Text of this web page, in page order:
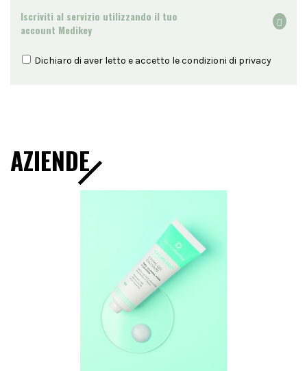
Iscriviti al servizio utilizzando il tuo
account Medikey
Dichiaro di aver letto e accetto le condizioni di privacy
AZIENDE